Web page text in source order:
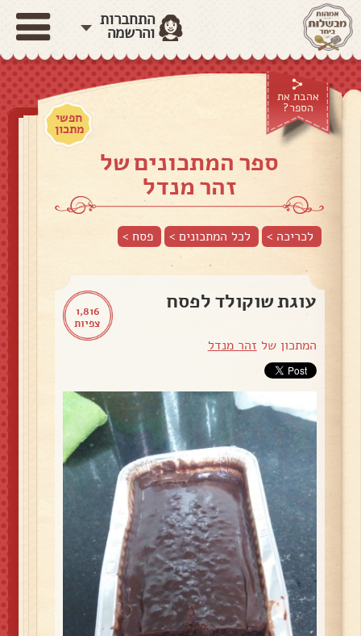
התחברות
והרשמה
אהבת את
הספר?
חפשי
מתכון
ספר המתכונים של
זהר מנדל
לכריכה > לכל המתכונים > פסח >
1,816
צפיות
עוגת שוקולד לפסח
המתכון של זהר מנדל